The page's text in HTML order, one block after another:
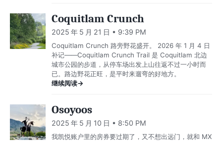
Coquitlam Crunch
2025 年 5 月 21 日 • 9:39 PM
Coquitlam Crunch 路旁野花盛开。 2026 年 1 月 4 日
补记——Coquitlam Crunch Trail 是 Coquitlam 北边
城市公园的步道，从停车场出发上山往返不过一小时而
已。路边野花正旺，是平时来遛弯的好地方。
继续阅读→
Osoyoos
2025 年 5 月 10 日 • 8:50 PM
我凯悦账户里的房券要过期了，又不想出远门，就和 MX